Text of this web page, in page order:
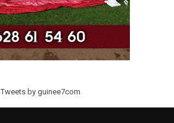
Tweets by guinee7com